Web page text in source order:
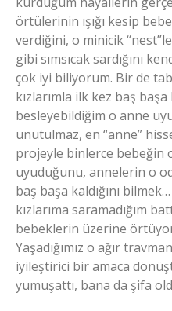
örtülerinin ışığı kesip
verdiğini, o minicik
gibi sımsıcak sardığını
çok iyi biliyorum. Bir de
kızlarımla ilk kez baş
besleyebildiğim o anne
unutulmaz, en “anne”
projeyle binlerce bebeğin
uyuduğunu, annelerin o
baş başa kaldığını
kızlarıma saramadığım
bebeklerin üzerine
Yaşadığımız o ağır
iyileştirici bir amaca
yumuşattı, bana da şifa